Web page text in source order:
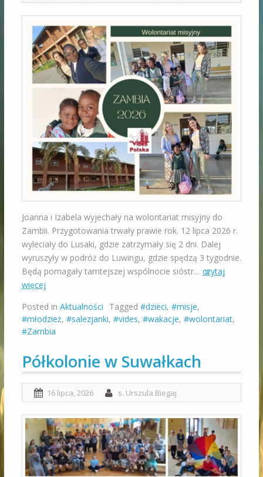
Joanna i Izabela wyjechały na wolontariat misyjny do
Zambii. Przygotowania trwały prawie rok. 12 lipca 2026 r.
wyleciały do Lusaki, gdzie zatrzymały się 2 dni. Dalej
wyruszyły w podróż do Luwingu, gdzie spędzą 3 tygodnie.
Będą pomagały tamtejszej wspólnocie sióstr… czytaj
więcej
Posted in Aktualności Tagged #dzieci, #misje,
#młodzież, #salezjanki, #vides, #wakacje, #wolontariat,
#Zambia
Półkolonie w Suwałkach
16 lipca, 2026 s. Urszula Biegaj